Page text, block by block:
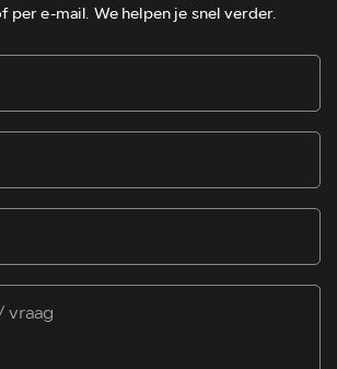
per e-mail. We helpen je snel verder.